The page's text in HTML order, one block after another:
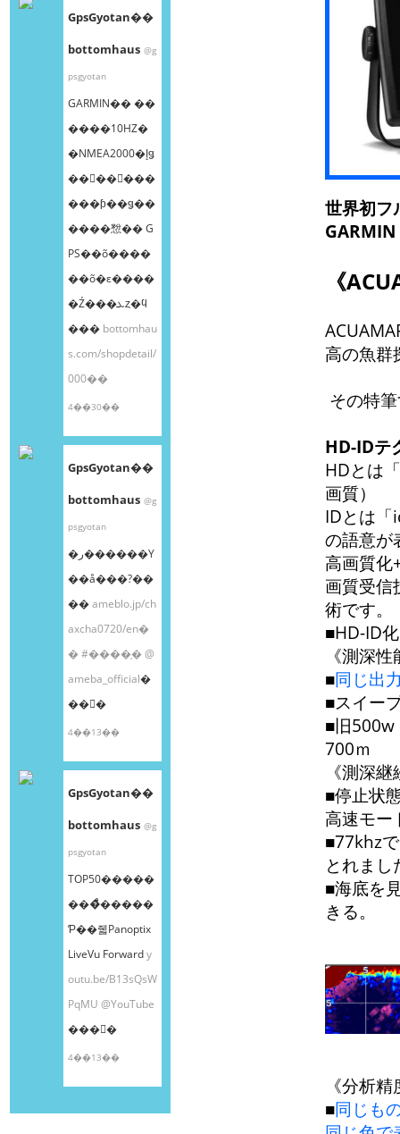
GpsGyotan��
bottomhaus @g
psgyotan
GARMIN�� ��
����10HZ�
�NMEA2000�إǥ
��󥰥��󥵡���
���ƥ��ǥ��
����㥹�� G
PS��õ����
��õ�ε����
�Ź���ܥȥ�ϥ
��� bottomhau
s.com/shopdetail/
000��
4��30��
GpsGyotan��
bottomhaus @g
psgyotan
�ر������Υ
��å���?��
��ameblo.jp/ch
axcha0720/en�
�#����֥�@
ameba_official�
��󤫤�
4��13��
GpsGyotan��
bottomhaus @g
psgyotan
TOP50�����
���ͤ�����
Ƥ��줿Panoptix
LiveVu Forwardy
outu.be/B13sQsW
PqMU @YouTube
���󤫤�
4��13��
世界初フ
《
高の魚群
その特
HD-IDテ
HDとは
画質）
IDとは
の語意が
高画質
画質受信
術です。
■HD-ID
《測深
■同じ出
■スイー
■旧500w
700ｍ
《測深
■停止状
高速モー
■77khz
とれまし
■海底を
きる。
《分析
■同じも